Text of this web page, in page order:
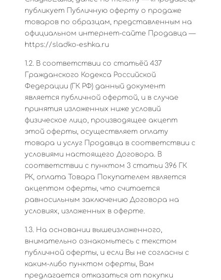
публикует Публичную оферту о продаже
товаров по образцам, представленным на
официальном интернет-сайте Продавца —
https://sladko-eshka.ru
1.2. В соответствии со статьёй 437
Гражданского Кодекса Российской
Федерации (ГК РФ) данный документ
является публичной офертой, и в случае
принятия изложенных ниже условий
физическое лицо, производящее акцепт
этой оферты, осуществляет оплату
товара и услуг Продавца в соответствии с
условиями настоящего Договора. В
соответствии с пунктом 3 статьи 396 ГК
РК, оплата Товара Покупателем является
акцептом оферты, что считается
равносильным заключению Договора на
условиях, изложенных в оферте.
1.3. На основании вышеизложенного,
внимательно ознакомьтесь с текстом
публичной оферты, и если Вы не согласны с
каким-либо пунктом оферты, Вам
предлагается отказаться от покупки